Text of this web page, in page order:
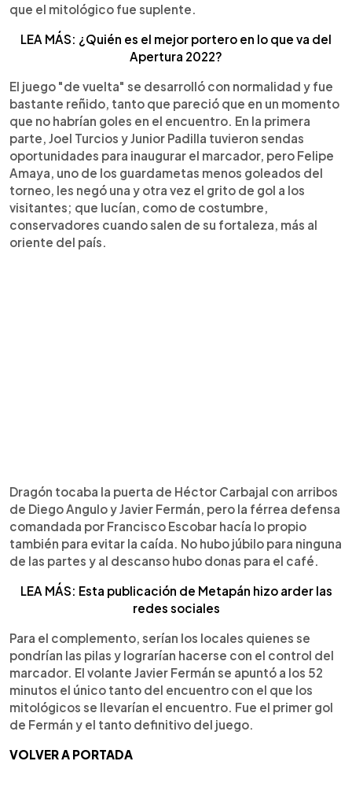
que el mitológico fue suplente.
LEA MÁS: ¿Quién es el mejor portero en lo que va del
Apertura 2022?
El juego "de vuelta" se desarrolló con normalidad y fue
bastante reñido, tanto que pareció que en un momento
que no habrían goles en el encuentro. En la primera
parte, Joel Turcios y Junior Padilla tuvieron sendas
oportunidades para inaugurar el marcador, pero Felipe
Amaya, uno de los guardametas menos goleados del
torneo, les negó una y otra vez el grito de gol a los
visitantes; que lucían, como de costumbre,
conservadores cuando salen de su fortaleza, más al
oriente del país.
Dragón tocaba la puerta de Héctor Carbajal con arribos
de Diego Angulo y Javier Fermán, pero la férrea defensa
comandada por Francisco Escobar hacía lo propio
también para evitar la caída. No hubo júbilo para ninguna
de las partes y al descanso hubo donas para el café.
LEA MÁS: Esta publicación de Metapán hizo arder las
redes sociales
Para el complemento, serían los locales quienes se
pondrían las pilas y lograrían hacerse con el control del
marcador. El volante Javier Fermán se apuntó a los 52
minutos el único tanto del encuentro con el que los
mitológicos se llevarían el encuentro. Fue el primer gol
de Fermán y el tanto definitivo del juego.
VOLVER A PORTADA